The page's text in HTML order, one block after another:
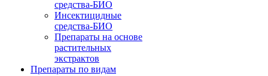
средства-БИО
Инсектицидные
средства-БИО
Препараты на основе
растительных
экстрактов
Препараты по видам